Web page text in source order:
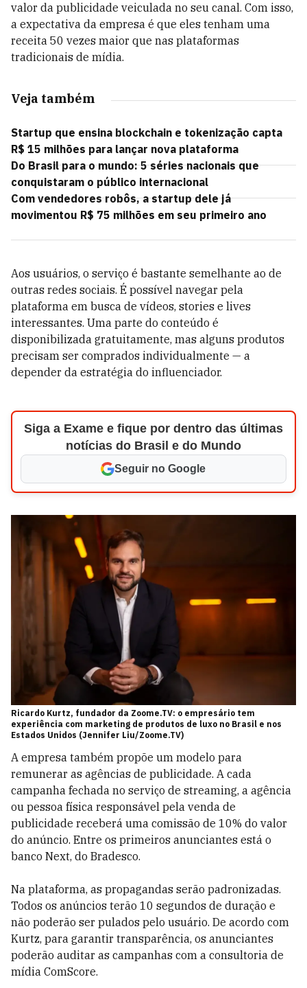
valor da publicidade veiculada no seu canal. Com isso,
a expectativa da empresa é que eles tenham uma
receita 50 vezes maior que nas plataformas
tradicionais de mídia.
Veja também
Startup que ensina blockchain e tokenização capta
R$ 15 milhões para lançar nova plataforma
Do Brasil para o mundo: 5 séries nacionais que
conquistaram o público internacional
Com vendedores robôs, a startup dele já
movimentou R$ 75 milhões em seu primeiro ano
Aos usuários, o serviço é bastante semelhante ao de
outras redes sociais. É possível navegar pela
plataforma em busca de vídeos, stories e lives
interessantes. Uma parte do conteúdo é
disponibilizada gratuitamente, mas alguns produtos
precisam ser comprados individualmente — a
depender da estratégia do influenciador.
Siga a Exame e fique por dentro das últimas
notícias do Brasil e do Mundo
Seguir no Google
Ricardo Kurtz, fundador da Zoome.TV: o empresário tem
experiência com marketing de produtos de luxo no Brasil e nos
Estados Unidos (Jennifer Liu/Zoome.TV)
A empresa também propõe um modelo para
remunerar as agências de publicidade. A cada
campanha fechada no serviço de streaming, a agência
ou pessoa física responsável pela venda de
publicidade receberá uma comissão de 10% do valor
do anúncio. Entre os primeiros anunciantes está o
banco Next, do Bradesco.
Na plataforma, as propagandas serão padronizadas.
Todos os anúncios terão 10 segundos de duração e
não poderão ser pulados pelo usuário. De acordo com
Kurtz, para garantir transparência, os anunciantes
poderão auditar as campanhas com a consultoria de
mídia ComScore.